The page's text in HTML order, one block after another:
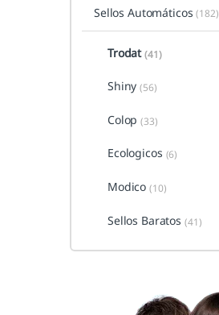
Sellos Automáticos(182)
Trodat (41)
Shiny (56)
Colop (33)
Ecologicos (6)
Modico (10)
Sellos Baratos (41)